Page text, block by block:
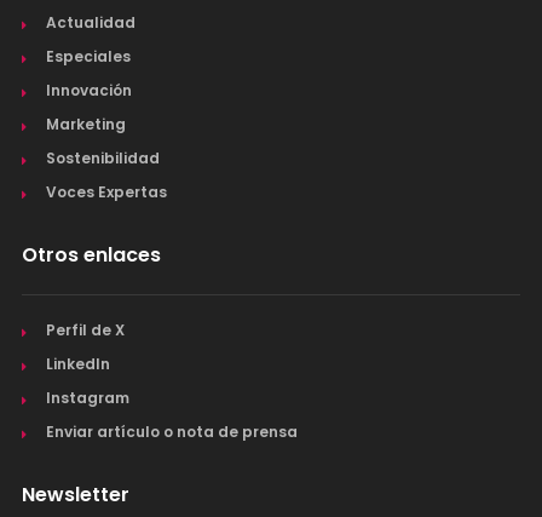
Actualidad
Especiales
Innovación
Marketing
Sostenibilidad
Voces Expertas
Otros enlaces
Perfil de X
LinkedIn
Instagram
Enviar artículo o nota de prensa
Newsletter